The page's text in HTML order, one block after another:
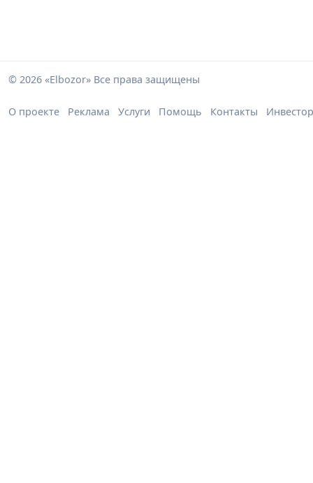
© 2026 «Elbozor» Все права защищены
О проекте Реклама Услуги Помощь Контакты